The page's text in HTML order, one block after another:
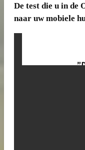
De test die u in de
naar uw mobiele